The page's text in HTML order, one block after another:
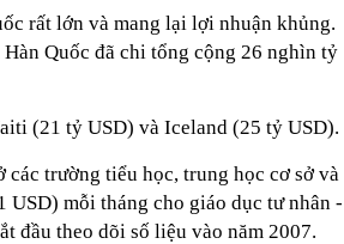
rất lớn và mang lại lợi nhuận khủng.
Quốc đã chi tổng cộng 26 nghìn tỷ
(21 tỷ USD) và Iceland (25 tỷ USD).
trường tiểu học, trung học cơ sở và
mỗi tháng cho giáo dục tư nhân -
đầu theo dõi số liệu vào năm 2007.